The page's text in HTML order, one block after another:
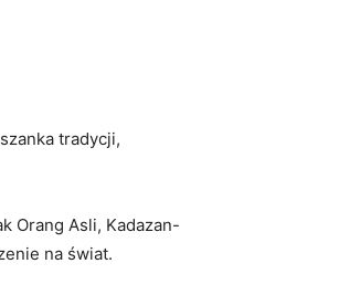
​tradycji,
Orang Asli, Kadazan-
na świat.